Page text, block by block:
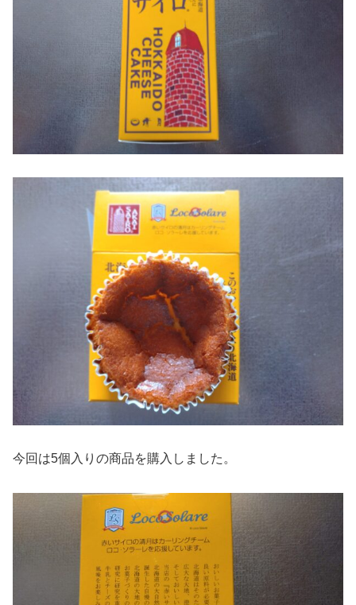
今回は5個入りの商品を購入しました。